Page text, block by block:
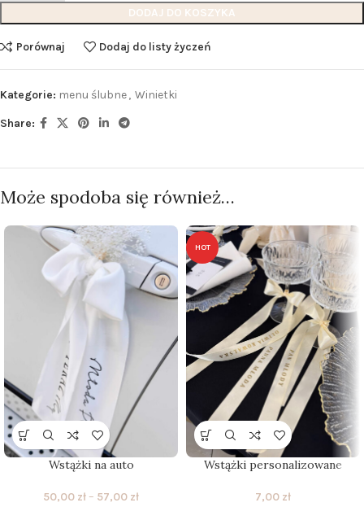
DODAJ DO KOSZYKA
Porównaj Dodaj do listy życzeń
Kategorie: menu ślubne, Winietki
Share:
Może spodoba się również…
Wstążki na auto
50,00 zł – 57,00 zł
HOT
Wstążki personalizowane
7,00 zł